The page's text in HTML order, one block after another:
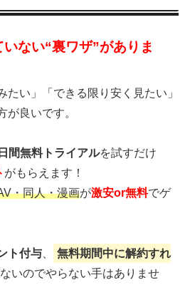
ない“裏ワザ”がありま
たい」「できる限り安く見たい」
が良いです。
間無料トライアルを試すだけ
がもらえます！
・同人・漫画が激安or無料でゲ
ト付与
無料期間中に解約すれ
いのでやらない手はありませ